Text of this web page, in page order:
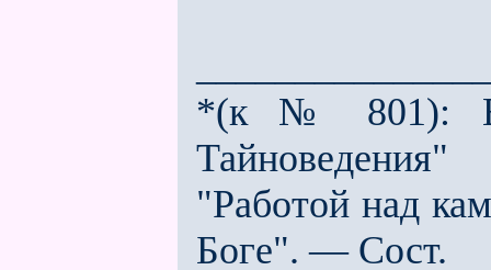
*(к № 801): В
"Работой над
Боге". — Сост.